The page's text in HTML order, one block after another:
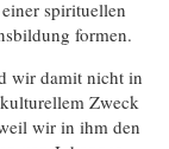
spirituellen
formen.
wir damit nicht in
Zweck
wir in ihm den